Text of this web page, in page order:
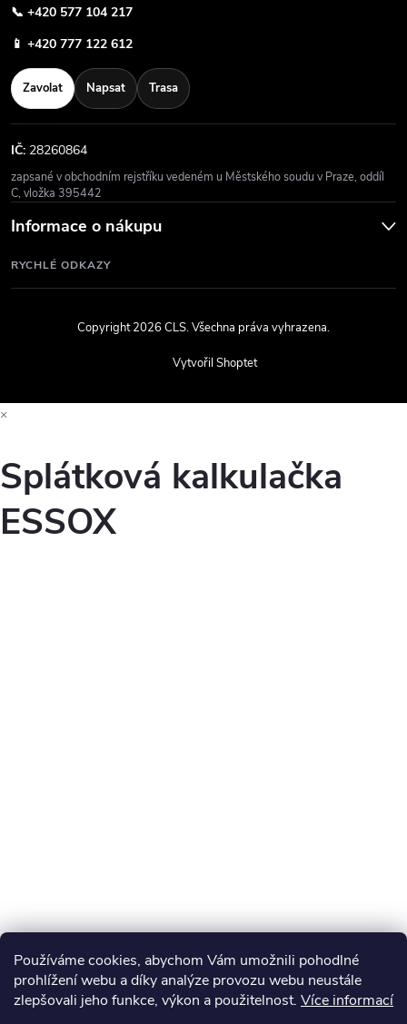
Používáme cookies, abychom Vám umožnili pohodlné
prohlížení webu a díky analýze provozu webu neustále
zlepšovali jeho funkce, výkon a použitelnost. Více informací
📞 +420 577 104 217
📱 +420 777 122 612
Zavolat Napsat Trasa
IČ: 28260864
zapsané v obchodním rejstříku vedeném u Městského soudu v Praze, oddíl
C, vložka 395442
Informace o nákupu
RYCHLÉ ODKAZY
Vytvořil Shoptet
Copyright 2026CLS. Všechna práva vyhrazena.
×
Splátková kalkulačka
ESSOX